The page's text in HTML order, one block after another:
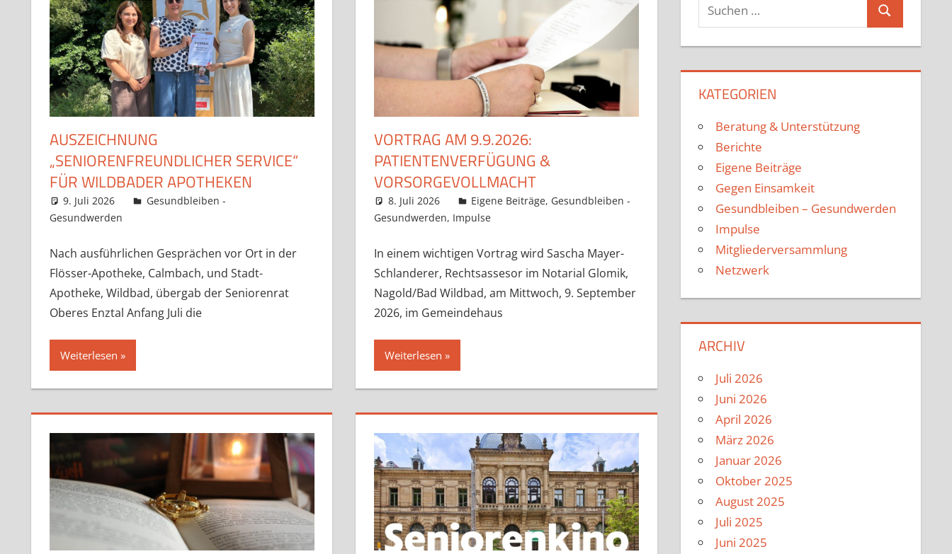
AUSZEICHNUNG
„SENIORENFREUNDLICHER SERVICE“
FÜR WILDBADER APOTHEKEN
9. Juli 2026 Claudia Ollenhauer
Gesundbleiben -
Gesundwerden
Nach ausführlichen Gesprächen vor Ort in der
Flösser-Apotheke, Calmbach, und Stadt-
Apotheke, Wildbad, übergab der Seniorenrat
Oberes Enztal Anfang Juli die
Weiterlesen
VORTRAG AM 9.9.2026:
PATIENTENVERFÜGUNG &
VORSORGEVOLLMACHT
8. Juli 2026 Claudia Ollenhauer
Eigene Beiträge, Gesundbleiben -
Gesundwerden, Impulse
In einem wichtigen Vortrag wird Sascha Mayer-
Schlanderer, Rechtsassesor im Notarial Glomik,
Nagold/Bad Wildbad, am Mittwoch, 9. September
2026, im Gemeindehaus
Weiterlesen
KATEGORIEN
Beratung & Unterstützung
Berichte
Eigene Beiträge
Gegen Einsamkeit
Gesundbleiben – Gesundwerden
Impulse
Mitgliederversammlung
Netzwerk
ARCHIV
Juli 2026
Juni 2026
April 2026
März 2026
Januar 2026
Oktober 2025
August 2025
Juli 2025
Juni 2025